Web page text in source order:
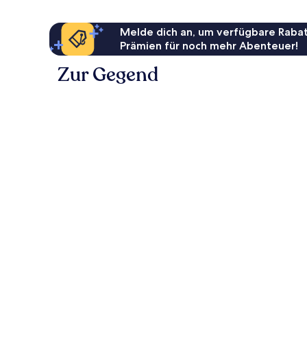
Melde dich an, um verfügbare
Prämien für noch mehr Abenteuer!
Zur Gegend